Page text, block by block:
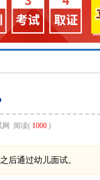
网 阅读( 1000 )
后通过幼儿面试。